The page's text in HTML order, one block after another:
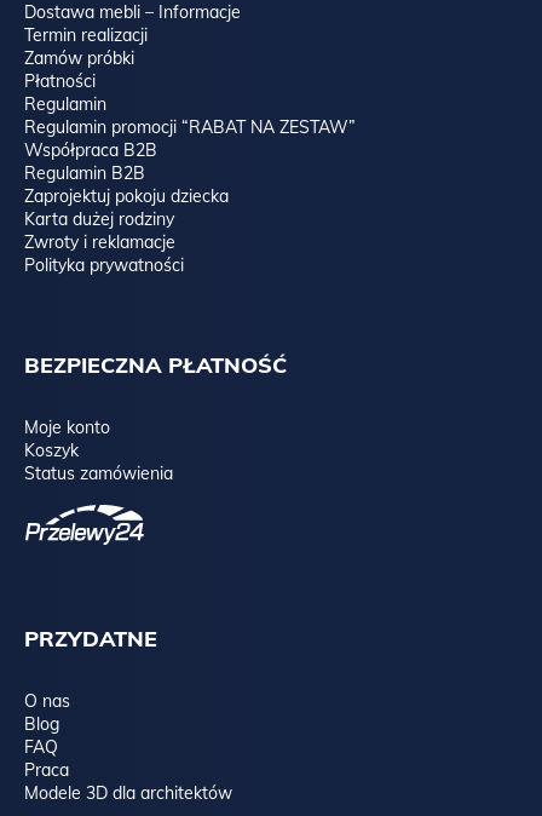
Dostawa mebli – Informacje
Termin realizacji
Zamów próbki
Płatności
Regulamin
Regulamin promocji “RABAT NA ZESTAW”
Współpraca B2B
Regulamin B2B
Zaprojektuj pokoju dziecka
Karta dużej rodziny
Zwroty i reklamacje
Polityka prywatności
BEZPIECZNA PŁATNOŚĆ
Moje konto
Koszyk
Status zamówienia
PRZYDATNE
O nas
Blog
FAQ
Praca
Modele 3D dla architektów